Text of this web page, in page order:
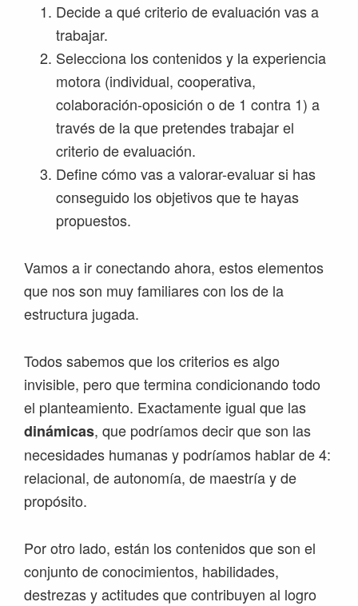
Decide a qué criterio de evaluación vas a
trabajar.
Selecciona los contenidos y la experiencia
motora (individual, cooperativa,
colaboración-oposición o de 1 contra 1) a
través de la que pretendes trabajar el
criterio de evaluación.
Define cómo vas a valorar-evaluar si has
conseguido los objetivos que te hayas
propuestos.
Vamos a ir conectando ahora, estos elementos
que nos son muy familiares con los de la
estructura jugada.
Todos sabemos que los criterios es algo
invisible, pero que termina condicionando todo
el planteamiento. Exactamente igual que las
dinámicas, que podríamos decir que son las
necesidades humanas y podríamos hablar de 4:
relacional, de autonomía, de maestría y de
propósito.
Por otro lado, están los contenidos que son el
conjunto de conocimientos, habilidades,
destrezas y actitudes que contribuyen al logro